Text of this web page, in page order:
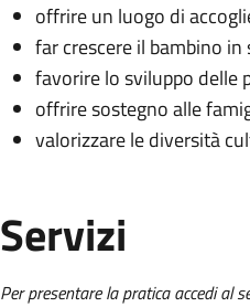
offrire un luogo di
far crescere il bambino
favorire lo sviluppo delle
offrire sostegno alle
valorizzare le diversità
Servizi
Per presentare la pratica accedi al